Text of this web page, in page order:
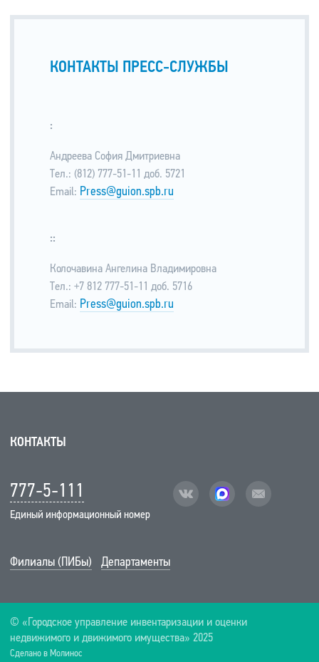
КОНТАКТЫ ПРЕСС-СЛУЖБЫ
:
Андреева София Дмитриевна
Тел.: (812) 777-51-11 доб. 5721
Email: Press@guion.spb.ru
::
Колочавина Ангелина Владимировна
Тел.: +7 812 777-51-11 доб. 5716
Email: Press@guion.spb.ru
КОНТАКТЫ
777-5-111
Единый информационный номер
facebook
Филиалы (ПИБы) Департаменты
© «Городское управление инвентаризации и оценки
недвижимого и движимого имущества» 2025
Сделано в Молинос